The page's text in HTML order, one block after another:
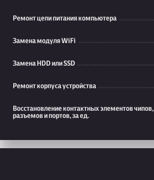
Ремонт цепи питания компьютера
Замена модуля WiFi
Замена HDD или SSD
Ремонт корпуса устройства
Восстановление контактных элементов чипов,
разъемов и портов, за ед.